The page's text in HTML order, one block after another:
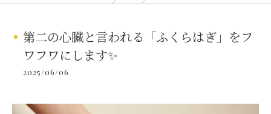
第二の心臓と言われる「ふくらはぎ」をフ
ワフワにします✨
2025/06/06